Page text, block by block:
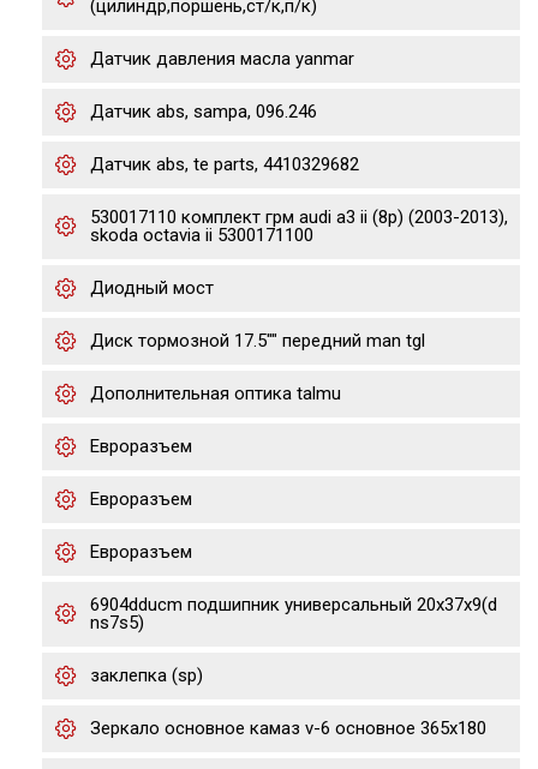
(цилиндр,поршень,ст/к,п/к)
Датчик давления масла yanmar
Датчик abs, sampa, 096.246
Датчик abs, te parts, 4410329682
530017110 комплект грм audi a3 ii (8p) (2003-2013),
skoda octavia ii 5300171100
Диодный мост
Диск тормозной 17.5"" передний man tgl
Дополнительная оптика talmu
Евроразъем
Евроразъем
Евроразъем
6904dducm подшипник универсальный 20x37x9(d
ns7s5)
заклепка (sp)
Зеркало основное камаз v-6 основное 365х180